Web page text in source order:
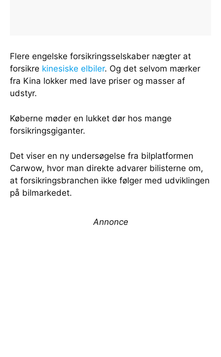
Flere engelske forsikringsselskaber nægter at
forsikre kinesiske elbiler. Og det selvom mærker
fra Kina lokker med lave priser og masser af
udstyr.
Køberne møder en lukket dør hos mange
forsikringsgiganter.
Det viser en ny undersøgelse fra bilplatformen
Carwow, hvor man direkte advarer bilisterne om,
at forsikringsbranchen ikke følger med udviklingen
på bilmarkedet.
Annonce